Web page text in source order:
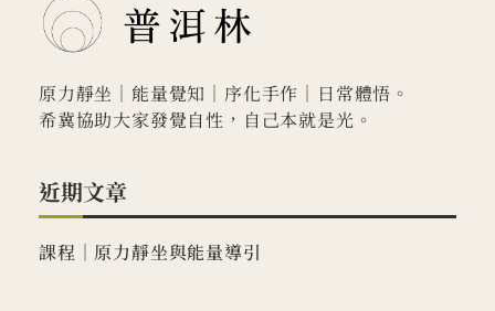
原力靜坐｜能量覺知｜序化手作｜日常體悟。
希冀協助大家發覺自性，自己本就是光。
近期文章
課程｜原力靜坐與能量導引